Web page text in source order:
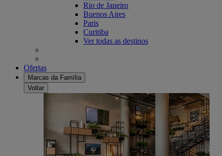
Rio de Janeiro
Buenos Aires
Paris
Curitiba
Ver todas as destinos
Ofertas
Marcas da Família
Voltar